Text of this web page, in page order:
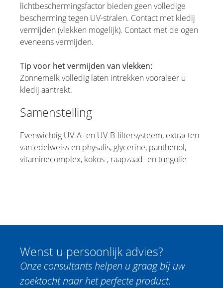
lichtbeschermingsfactor bieden geen volledige
bescherming tegen UV-stralen. Contact met kledij
vermijden (vlekken mogelijk). Contact met de ogen
eveneens vermijden.
Tip voor het vermijden van vlekken:
Zonnemelk volledig laten intrekken vooraleer u
kledij aantrekt.
Samenstelling
Evenwichtig UV-A- en UV-B-filtersysteem, extracten
van edelweiss en physalis, glycerine, panthenol,
vitaminecomplex, kokos-, raapzaad- en tungolie
Wenst u persoonlijk advies?
Onze consultants helpen u graag bij uw
zoektocht naar het perfecte product.